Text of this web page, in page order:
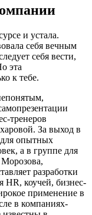
и устала.
себя вечным
себя вести,
эта
к тебе.
тренеров
За выход в
опытных
а в группе для
разработки
коучей, бизнес-
применение в
в компаниях-